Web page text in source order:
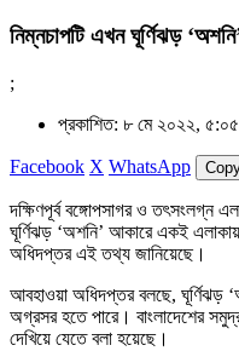
নিম্নচাপটি এখন ঘূর্ণিঝড়
;
প্রকাশিত: ৮ মে ২০২২, ৫:০৫
Facebook X WhatsApp
দক্ষিণপূর্ব বঙ্গোপসাগর ও তৎসংলগ্ন
ঘূর্ণিঝড় ‘অশনি’ আকারে একই
অধিদপ্তর এই তথ্য জানিয়েছে।
আবহাওয়া অধিদপ্তর বলছে, ঘূর্ণিঝড়
অগ্রসর হতে পারে। বাংলাদেশের
দেখিয়ে যেতে বলা হয়েছে।